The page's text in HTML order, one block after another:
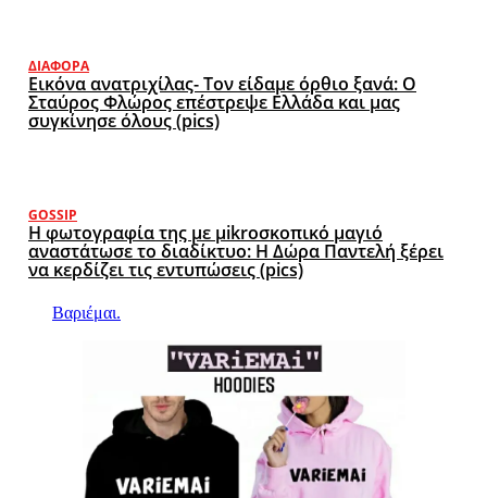
ΔΙΆΦΟΡΑ
Εικόνα ανατριχίλας- Τον είδαμε όρθιο ξανά: Ο
Σταύρος Φλώρος επέστρεψε Ελλάδα και μας
συγκίνησε όλους (pics)
GOSSIP
Η φωτογραφία της με μikroσκοπικό μαγιό
αναστάτωσε το διαδίκτυο: Η Δώρα Παντελή ξέρει
να κερδίζει τις εντυπώσεις (pics)
Βαριέμαι.